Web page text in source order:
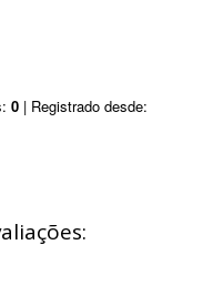
0 | Registrado desde: